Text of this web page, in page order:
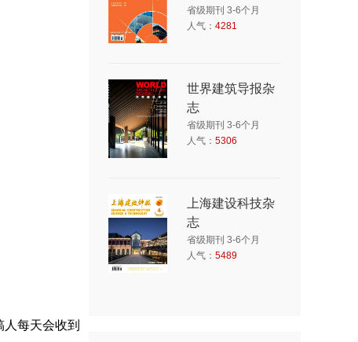
每天会收到
省级期刊 3-6个月
人气： 4281
世界建筑导报杂
志
省级期刊 3-6个月
人气： 5306
上海建设科技杂
志
省级期刊 3-6个月
人气： 5489